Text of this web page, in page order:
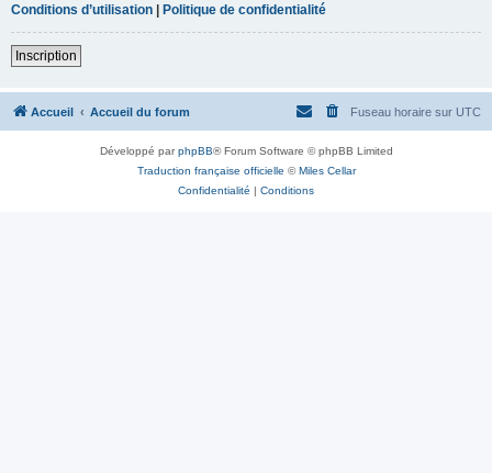
Conditions d’utilisation | Politique de confidentialité
Inscription
Accueil Accueil du forum Fuseau horaire sur UTC
Développé parphpBB® Forum Software © phpBB Limited
Traduction française officielle ©Miles Cellar
Confidentialité | Conditions